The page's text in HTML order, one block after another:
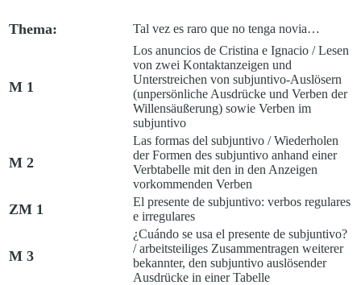
Thema: Tal vez es raro que no tenga novia…
M 1
Los anuncios de Cristina e Ignacio / Lesen
von zwei Kontaktanzeigen und
Unterstreichen von subjuntivo-Auslösern
(unpersönliche Ausdrücke und Verben der
Willensäußerung) sowie Verben im
subjuntivo
M 2
Las formas del subjuntivo / Wiederholen
der Formen des subjuntivo anhand einer
Verbtabelle mit den in den Anzeigen
vorkommenden Verben
ZM 1
El presente de subjuntivo: verbos regulares
e irregulares
M 3
¿Cuándo se usa el presente de subjuntivo?
/ arbeitsteiliges Zusammentragen weiterer
bekannter, den subjuntivo auslösender
Ausdrücke in einer Tabelle